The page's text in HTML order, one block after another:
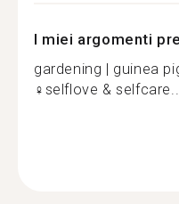
I miei argomenti
gardening | guinea
‍♀️selflove &